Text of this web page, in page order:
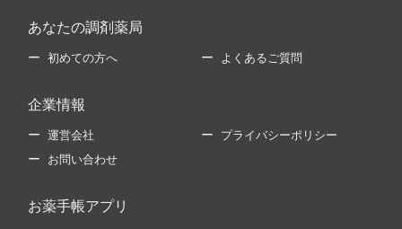
あなたの調剤薬局
初めての方へ よくあるご質問
企業情報
運営会社 プライバシーポリシー
お問い合わせ
お薬手帳アプリ